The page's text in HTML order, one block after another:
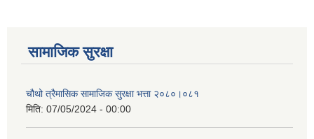
सामाजिक सुरक्षा
चौथो त्रैमासिक सामाजिक सुरक्षा भत्ता २०८०।०८१
मिति: 07/05/2024 - 00:00